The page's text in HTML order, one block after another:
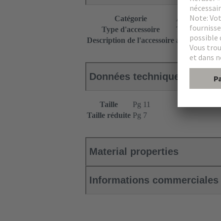
Catégorie
Accessoires
Type d'accessoire
Taille réduite
Description de l'accessoire avec joint
Données techniques
Taille
Pg 11
Taille réduite Pg 7
Material properties
Informations commerciales